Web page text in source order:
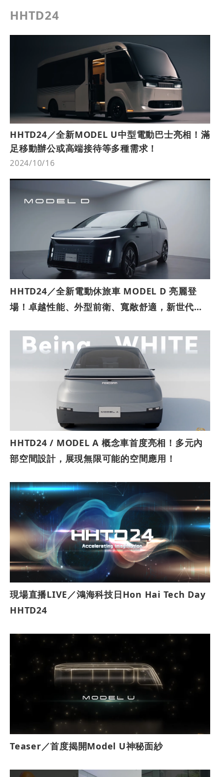
HHTD24
HHTD24／全新MODEL U中型電動巴士亮相！滿
足移動辦公或高端接待等多種需求！
2024/10/16
HHTD24／全新電動休旅車 MODEL D 亮麗登
場！卓越性能、外型前衛、寬敞舒適，新世代多
HHTD24 / MODEL A 概念車首度亮相！多元內
部空間設計，展現無限可能的空間應用！
現場直播LIVE／鴻海科技日Hon Hai Tech Day
HHTD24
Teaser／首度揭開Model U神秘面紗